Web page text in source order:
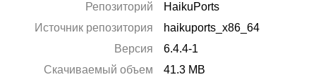
Репозиторий
HaikuPorts
Источник репозитория
haikuports_x86_64
Версия
6.4.4-1
Скачиваемый объем
41.3 MB